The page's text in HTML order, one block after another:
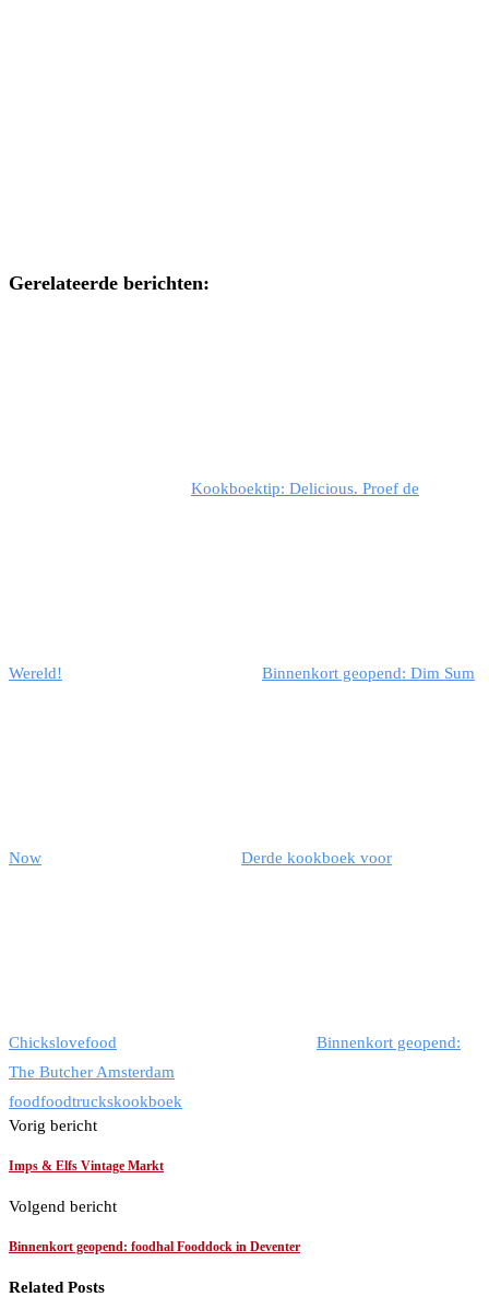
Gerelateerde berichten:
Kookboektip: Delicious. Proef de
Wereld! Binnenkort geopend: Dim Sum
Now Derde kookboek voor
Chickslovefood
Binnenkort geopend:
The Butcher Amsterdam
foodfoodtruckskookboek
Vorig bericht
Imps & Elfs Vintage Markt
Volgend bericht
Binnenkort geopend: foodhal Fooddock in Deventer
Related Posts